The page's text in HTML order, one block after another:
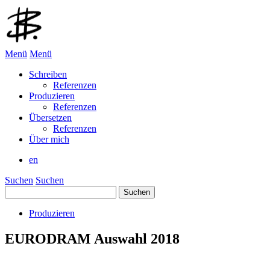
Menü Menü
Schreiben
Referenzen
Produzieren
Referenzen
Übersetzen
Referenzen
Über mich
en
Suchen Suchen
nach:
Produzieren
EURODRAM Auswahl 2018